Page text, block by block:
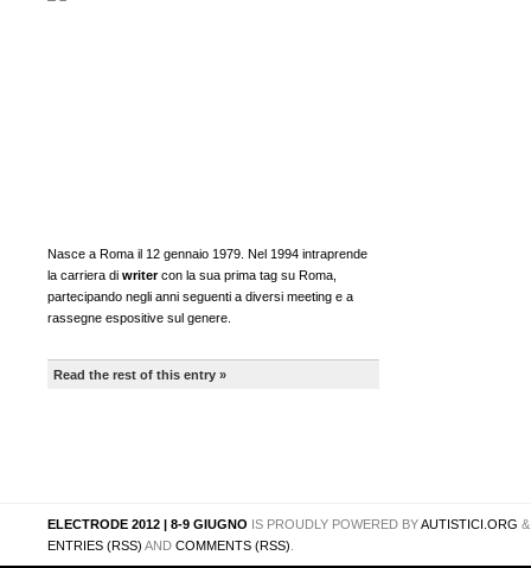
Nasce a Roma il 12 gennaio 1979. Nel 1994 intraprende
la carriera di writercon la sua prima tag su Roma,
partecipando negli anni seguenti a diversi meeting e a
rassegne espositive sul genere.
Read the rest of this entry »
ELECTRODE 2012 | 8-9 GIUGNO IS PROUDLY POWERED BYAUTISTICI.ORG
ENTRIES (RSS) AND COMMENTS (RSS)